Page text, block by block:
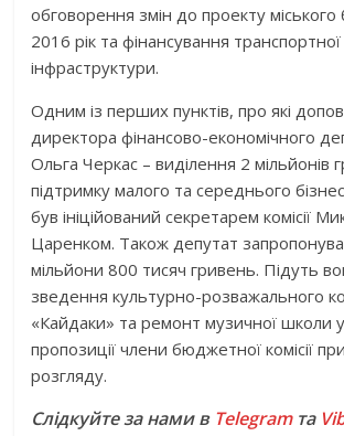
обговорення змін до проекту
2016 рік та фінансування транспортної
інфраструктури.
Одним із перших пунктів, про які
директора фінансово-економічного
Ольга Черкас – виділення 2 мільйонів
підтримку малого та середнього
був ініційований секретарем комісії
Царенком. Також депутат
мільйони 800 тисяч гривень. Підуть
зведення культурно-розважального
«Кайдаки» та ремонт музичної школи у
пропозиції члени бюджетної комісії
розгляду.
Слідкуйте за нами в Telegramта